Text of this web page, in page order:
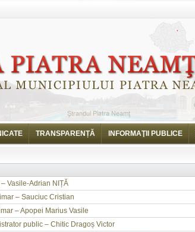
TRANSPARENȚĂ INFORMAŢII PUBLICE
– Vasile-Adrian NIȚĂ
– Sauciuc Cristian
– Apopei Marius Vasile
public – Chitic Dragoș Victor